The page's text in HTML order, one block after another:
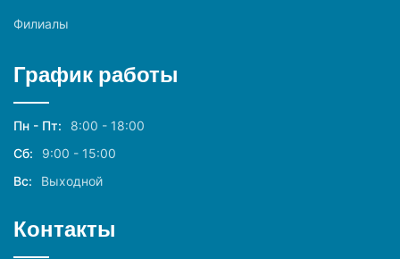
Филиалы
График работы
Пн - Пт:
8:00 - 18:00
Сб:
9:00 - 15:00
Вс:
Выходной
Контакты